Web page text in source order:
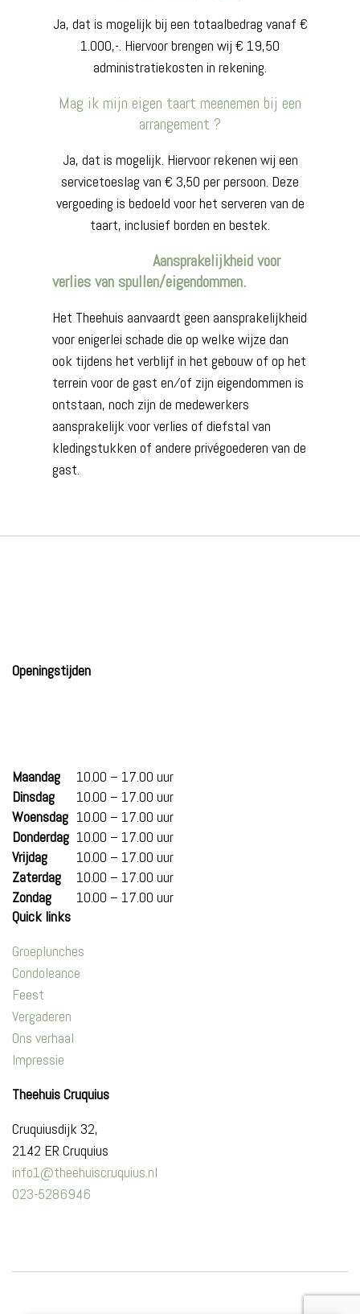
Ja, dat is mogelijk bij een totaalbedrag vanaf €
1.000,-. Hiervoor brengen wij € 19,50
administratiekosten in rekening.
Mag ik mijn eigen taart meenemen bij een
arrangement ?
Ja, dat is mogelijk. Hiervoor rekenen wij een
servicetoeslag van € 3,50 per persoon. Deze
vergoeding is bedoeld voor het serveren van de
taart, inclusief borden en bestek.
Aansprakelijkheid voor
verlies van spullen/eigendommen.
Het Theehuis aanvaardt geen aansprakelijkheid
voor enigerlei schade die op welke wijze dan
ook tijdens het verblijf in het gebouw of op het
terrein voor de gast en⁄of zijn eigendommen is
ontstaan, noch zijn de medewerkers
aansprakelijk voor verlies of diefstal van
kledingstukken of andere privégoederen van de
gast.
Openingstijden
Maandag
10.00 – 17.00 uur
Dinsdag
10.00 – 17.00 uur
Woensdag 10.00 – 17.00 uur
Donderdag 10.00 – 17.00 uur
Vrijdag
10.00 – 17.00 uur
Zaterdag
10.00 – 17.00 uur
Zondag
10.00 – 17.00 uur
Quick links
Groeplunches
Condoleance
Feest
Vergaderen
Ons verhaal
Impressie
Theehuis Cruquius
Cruquiusdijk 32,
2142 ER Cruquius
info1@theehuiscruquius.nl
023-5286946